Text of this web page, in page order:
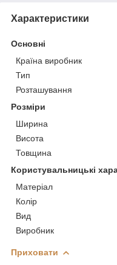
Характеристики
Основні
Країна виробник
Тип
Розташування
Розміри
Ширина
Висота
Товщина
Користувальницькі
Матеріал
Колір
Вид
Виробник
Приховати